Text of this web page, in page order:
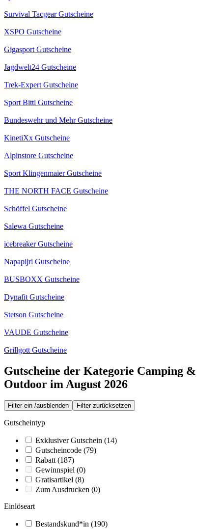
Survival Tacgear Gutscheine
XSPO Gutscheine
Gigasport Gutscheine
Jagdwelt24 Gutscheine
Trek-Expert Gutscheine
Sport Bittl Gutscheine
Bundeswehr und Mehr Gutscheine
KinetiXx Gutscheine
Alpinstore Gutscheine
Sport Klingenmaier Gutscheine
THE NORTH FACE Gutscheine
Schöffel Gutscheine
Salewa Gutscheine
icebreaker Gutscheine
Napapijri Gutscheine
BUSBOXX Gutscheine
Dynafit Gutscheine
Stetson Gutscheine
VAUDE Gutscheine
Grillgott Gutscheine
Gutscheine der Kategorie Camping &
Outdoor im August 2026
Filter ein-/ausblenden Filter zurücksetzen
Gutscheintyp
Exklusiver Gutschein (14)
Gutscheincode (79)
Rabatt(187)
Gewinnspiel (0)
Gratisartikel (8)
Zum Ausdrucken (0)
Einlöseart
Bestandskund*in (190)